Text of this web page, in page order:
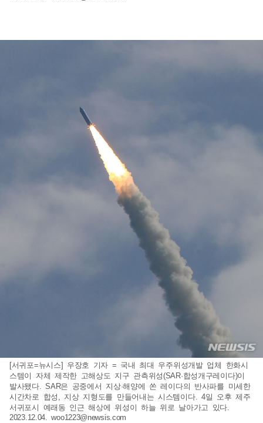
[서귀포=뉴시스] 우장호 기자 = 국내 최대 우주위성개발 업체 한화시
스템이 자체 제작한 고해상도 지구 관측위성(SAR·합성개구레이다)이
발사됐다. SAR은 공중에서 지상·해양에 쏜 레이다의 반사파를 미세한
시간차로 합성, 지상 지형도를 만들어내는 시스템이다. 4일 오후 제주
서귀포시 예래동 인근 해상에 위성이 하늘 위로 날아가고 있다.
2023.12.04.woo1223@newsis.com